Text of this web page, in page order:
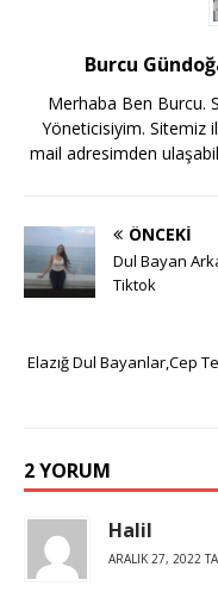
Burcu
Merhaba Ben Burcu.
Yöneticisiyim. Sitemiz
mail adresimden
ÖNCEKI
Dul Bayan
Tiktok
Elazığ Dul Bayanlar,Cep
2 YORUM
Halil
ARALIK 27, 2022